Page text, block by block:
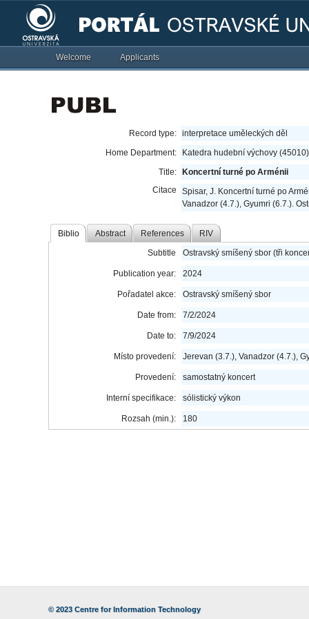
Welcome Applicants
Record type: interpretace uměleckých děl
Home Department:
Katedra hudební výchovy (45010)
Title:
Koncertní turné po Arménii
Citace
Spisar, J. Koncertní turné po
Vanadzor (4.7.), Gyumri (6.7.).
Biblio Abstract References RIV
Subtitle Ostravský smíšený sbor (tři
Publication year: 2024
Pořadatel akce: Ostravský smíšený sbor
Date from: 7/2/2024
Date to: 7/9/2024
Místo provedení: Jerevan (3.7.), Vanadzor (4.7.),
Provedení: samostatný koncert
Interní specifikace: sólistický výkon
Rozsah (min.): 180
© 2023 Centre for Information Technology